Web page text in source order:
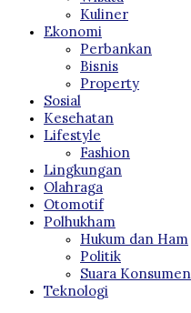
Kuliner
Ekonomi
Perbankan
Bisnis
Property
Sosial
Kesehatan
Lifestyle
Fashion
Lingkungan
Olahraga
Otomotif
Polhukham
Hukum dan Ham
Politik
Suara Konsumen
Teknologi